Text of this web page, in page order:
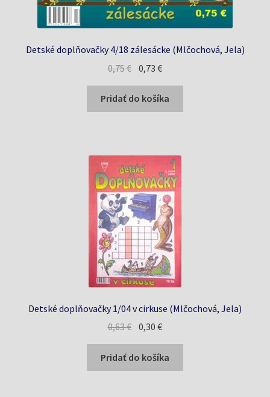
Detské doplňovačky 4/18 zálesácke (Mlčochová, Jela)
0,75€ Pôvodná
bola:
0,75 €.
0,73€Aktuálna
je:
0,73 €.
Pridať do košíka
Detské doplňovačky 1/04 v cirkuse (Mlčochová, Jela)
0,63€ Pôvodná
cena
bola:
0,63 €.
0,30€Aktuálna
cena
je:
0,30 €.
Pridať do košíka